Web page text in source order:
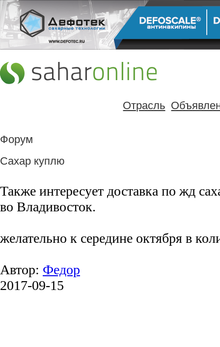
Отрасль
Форум
Сахар куплю
Также интересует доставка по жд
во Владивосток.
желательно к середине октября в
Автор: Федор
2017-09-15